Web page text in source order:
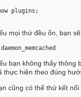
plugins;
mọi thứ đều ổn, bạn
daemon_memcached
bạn không thấy thông
thực hiện theo đúng
cũng có thể thử kết